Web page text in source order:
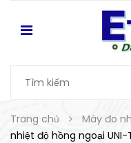
Trang chủ Máy đo
nhiệt độ hồng ngoại UNI-